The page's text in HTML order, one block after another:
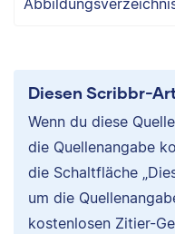
Diesen Scribbr-
Wenn du diese
die Quellenangabe
die Schaltfläche
um die
kostenlosen Zitier-